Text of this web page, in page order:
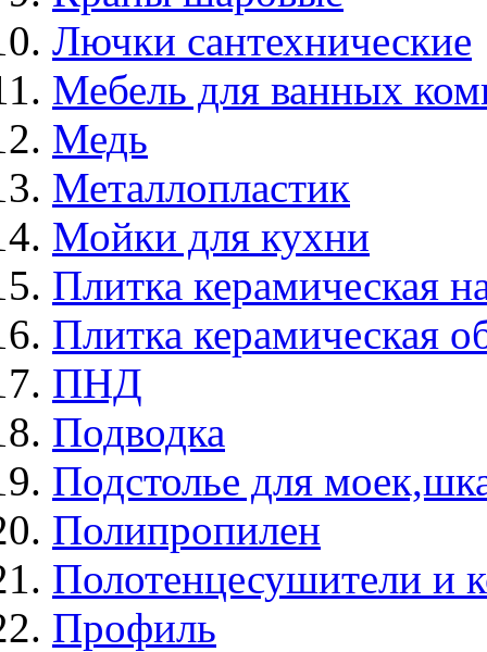
Лючки сантехнические
Мебель для ванных
Медь
Металлопластик
Мойки для кухни
Плитка керамическая
Плитка керамическая
ПНД
Подводка
Подстолье для
Полипропилен
Полотенцесушители и
Профиль